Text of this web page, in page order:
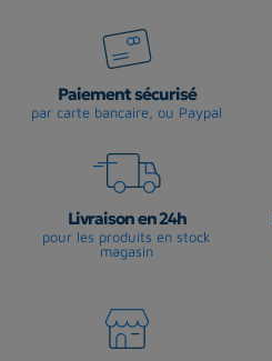
Paiement sécurisé
par carte bancaire, ou Paypal
Livraison en 24h
pour les produits en stock
magasin